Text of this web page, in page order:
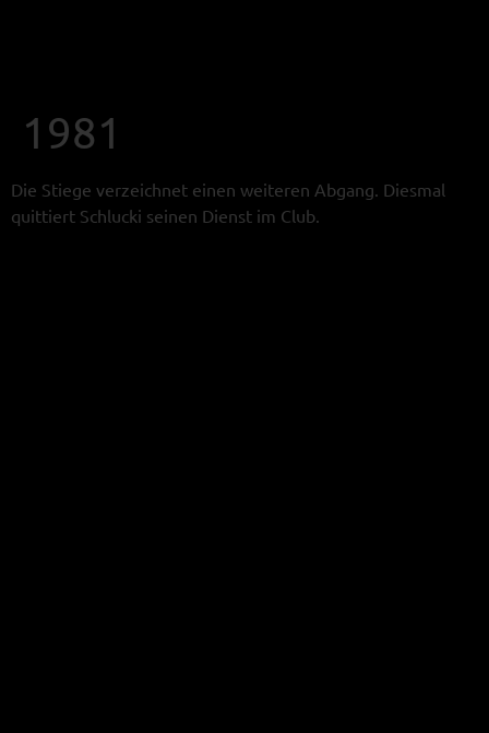
1981
Die Stiege verzeichnet einen weiteren Abgang. Diesmal
quittiert Schlucki seinen Dienst im Club.